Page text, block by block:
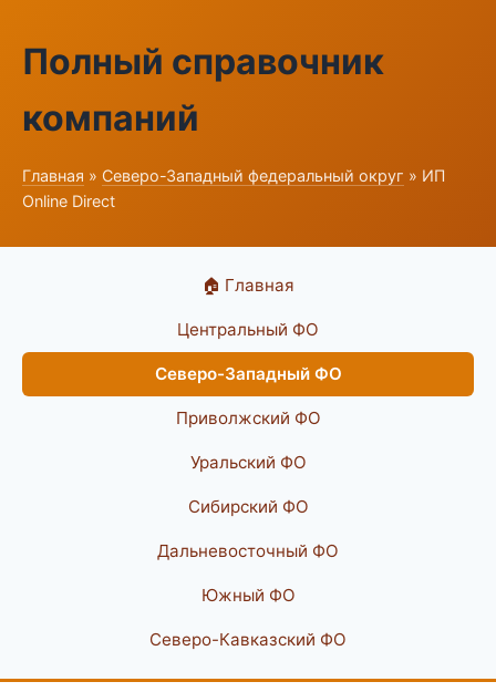
Полный справочник
компаний
Главная » Северо-Западный федеральный округ » ИП
Online Direct
🏠 Главная
Центральный ФО
Северо-Западный ФО
Приволжский ФО
Уральский ФО
Сибирский ФО
Дальневосточный ФО
Южный ФО
Северо-Кавказский ФО